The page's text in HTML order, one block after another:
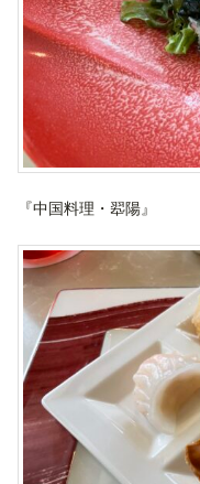
『中国料理・翆陽』